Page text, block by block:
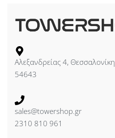
Αλεξανδρείας 4, Θεσσαλονίκη
54643
sales@towershop.gr
2310 810 961